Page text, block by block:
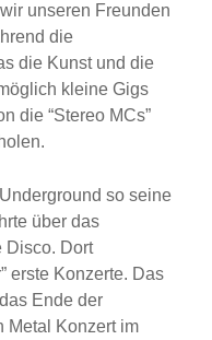
unseren Freunden
die
die Kunst und die
kleine Gigs
die “Stereo MCs”
so seine
über das
Disco. Dort
erste Konzerte. Das
Ende der
Metal Konzert im